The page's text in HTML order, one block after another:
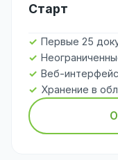
Старт
Первые 25
Веб-интерфейс
Хранение в